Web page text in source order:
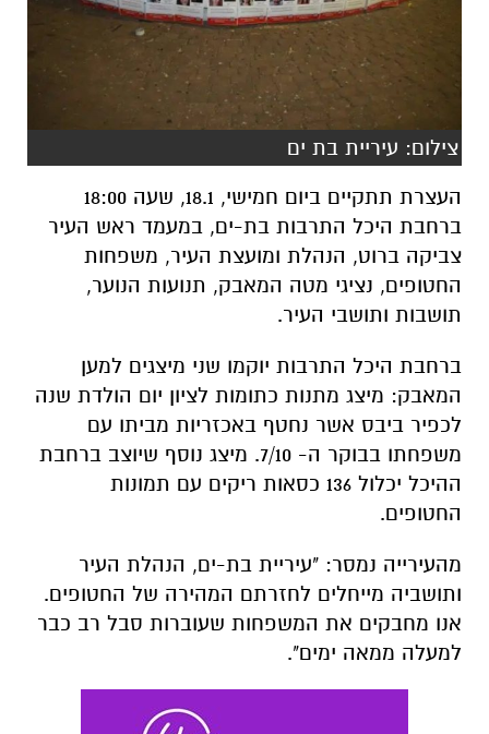
צילום: עיריית בת ים
העצרת תתקיים ביום חמישי, 18.1, שעה 18:00
ברחבת היכל התרבות בת-ים, במעמד ראש העיר
צביקה ברוט, הנהלת ומועצת העיר, משפחות
החטופים, נציגי מטה המאבק, תנועות הנוער,
תושבות ותושבי העיר.
ברחבת היכל התרבות יוקמו שני מיצגים למען
המאבק: מיצג מתנות כתומות לציון יום הולדת שנה
לכפיר ביבס אשר נחטף באכזריות מביתו עם
משפחתו בבוקר ה- 7/10. מיצג נוסף שיוצב ברחבת
ההיכל יכלול 136 כסאות ריקים עם תמונות
החטופים.
מהעירייה נמסר: "עיריית בת-ים, הנהלת העיר
ותושביה מייחלים לחזרתם המהירה של החטופים.
אנו מחבקים את המשפחות שעוברות סבל רב כבר
למעלה ממאה ימים".